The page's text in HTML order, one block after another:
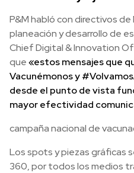
P&M habló con directivos de
planeación y desarrollo de
Chief Digital & Innovation
que«estos mensajes que
Vacunémonos y
desde el punto de vista
mayor efectividad
campaña nacional de
Los spots y piezas gráficas
360, por todos los medios